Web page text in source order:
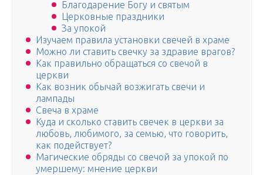
Благодарение Богу и святым
Церковные праздники
За упокой
Изучаем правила установки свечей в храме
Можно ли ставить свечку за здравие врагов?
Как правильно обращаться со свечой в
церкви
Как возник обычай возжигать свечи и
лампады
Свеча в храме
Куда и сколько ставить свечек в церкви за
любовь, любимого, за семью, что говорить,
как подействует?
Магические обряды со свечой за упокой по
умершему: мнение церкви